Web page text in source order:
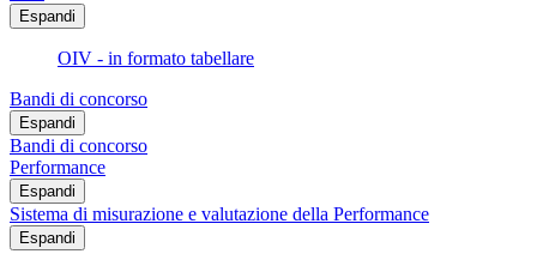
Espandi
OIV - in formato tabellare
Bandi di concorso
Espandi
Bandi di concorso
Performance
Espandi
Sistema di misurazione e valutazione della Performance
Espandi